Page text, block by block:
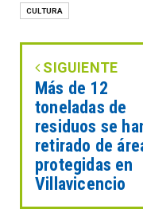
CULTURA
SIGUIENTE
Más de 12
toneladas de
residuos se
retirado de
protegidas en
Villavicencio